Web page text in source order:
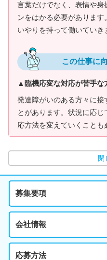
言葉だけでなく、表情や身
ンをはかる必要がありま
いやりを持って働いていき
この仕事に
▲臨機応変な対応が苦手な
発達障がいのある方々に接
とがあります。状況に応
応方法を変えていくことも
閉
募集要項
会社情報
応募方法